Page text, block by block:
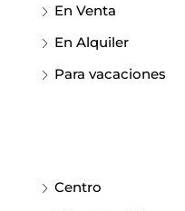
En Venta
En Alquiler
Para vacaciones
Centro